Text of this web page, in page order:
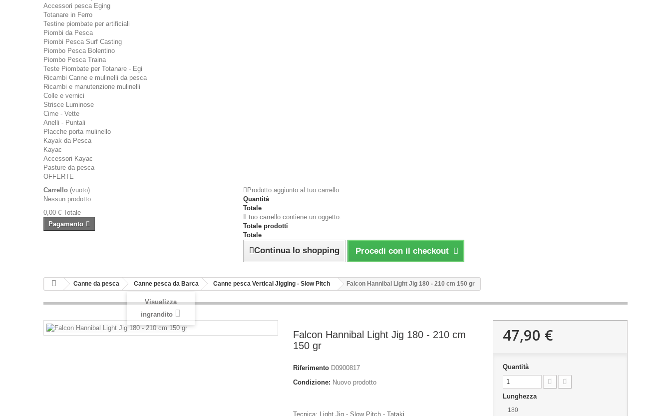
Accessori pesca Eging
Totanare in Ferro
Testine piombate per artificiali
Piombi da Pesca
Piombi Pesca Surf Casting
Piombo Pesca Bolentino
Piombo Pesca Traina
Teste Piombate per Totanare - Egi
Ricambi Canne e mulinelli da pesca
Ricambi e manutenzione mulinelli
Colle e vernici
Strisce Luminose
Cime - Vette
Anelli - Puntali
Placche porta mulinello
Kayak da Pesca
Kayac
Accessori Kayac
Pasture da pesca
OFFERTE
Carrello (vuoto)
Nessun prodotto
0,00 € Totale
Pagamento
Prodotto aggiunto al tuo carrello
Quantità
Totale
Il tuo carrello contiene un oggetto.
Totale prodotti
Totale
Continua lo shopping Procedi con il checkout
Canne da pesca Canne pesca da Barca Canne pesca Vertical Jigging - Slow Pitch Falcon Hannibal Light Jig 180 - 210 cm 150 gr
Visualizza
ingrandito
Falcon Hannibal Light Jig 180 - 210 cm
150 gr
Riferimento D0900817
Condizione: Nuovo prodotto
Tecnica: Light Jig - Slow Pitch - Tataki
47,90 €
Quantità
Lunghezza
180